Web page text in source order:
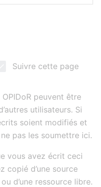
Suivre cette page
peuvent être
utilisateurs. Si
soient modifiés et
pas les soumettre ici.
vous avez écrit ceci
copié d’une source
d’une ressource libre.